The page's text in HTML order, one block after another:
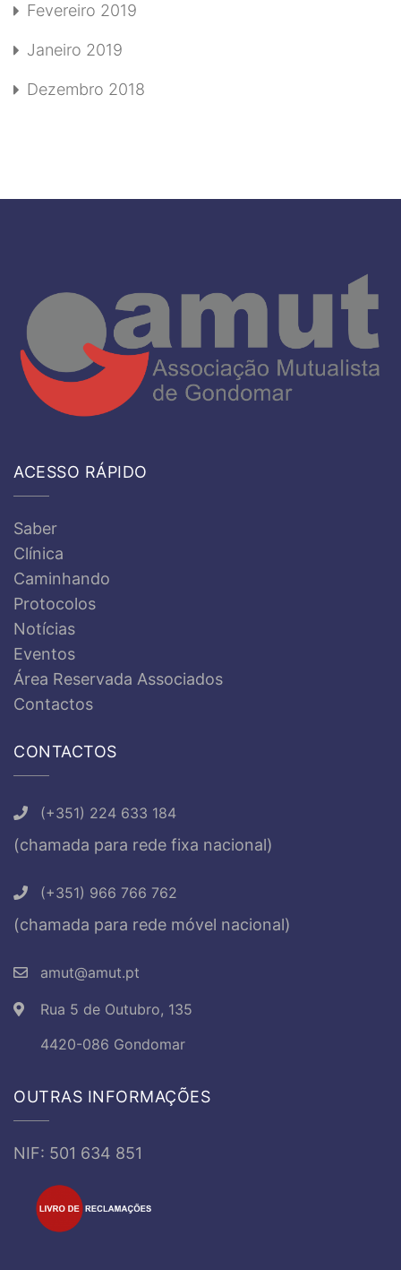
Fevereiro 2019
Janeiro 2019
Dezembro 2018
ACESSO RÁPIDO
Saber
Clínica
Caminhando
Protocolos
Notícias
Eventos
Área Reservada Associados
Contactos
CONTACTOS
(+351) 224 633 184
(chamada para rede fixa nacional)
(+351) 966 766 762
(chamada para rede móvel nacional)
amut@amut.pt
Rua 5 de Outubro, 135
4420-086 Gondomar
OUTRAS INFORMAÇÕES
NIF: 501 634 851